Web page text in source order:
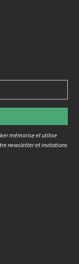
mémorise et utilise
newsletter et invitations